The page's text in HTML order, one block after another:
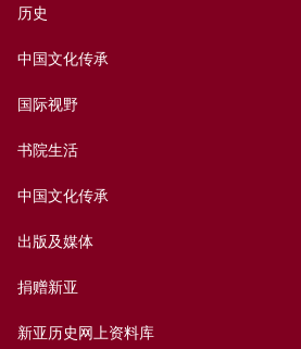
历史
中国文化传承
国际视野
书院生活
中国文化传承
出版及媒体
捐赠新亚
新亚历史网上资料库